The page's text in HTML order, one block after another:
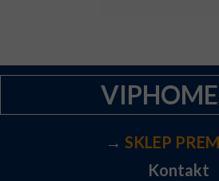
Kontakt
→ SKLEP